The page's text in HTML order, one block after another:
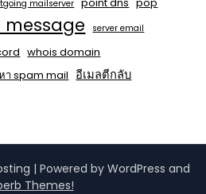
mailserver point dns pop
message server email
whois domain
า spam mail อีเมลตีกลับ
| Powered by WordPress and
Themes!